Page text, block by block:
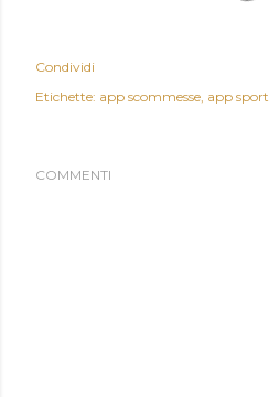
Condividi
Etichette: app scommesse app sport
COMMENTI